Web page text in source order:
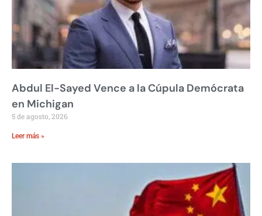
Abdul El-Sayed Vence a la Cúpula Demócrata
en Michigan
5 de agosto, 2026
Leer más »